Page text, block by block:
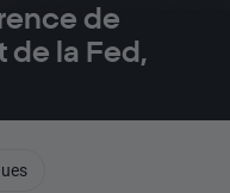
de
de la Fed,